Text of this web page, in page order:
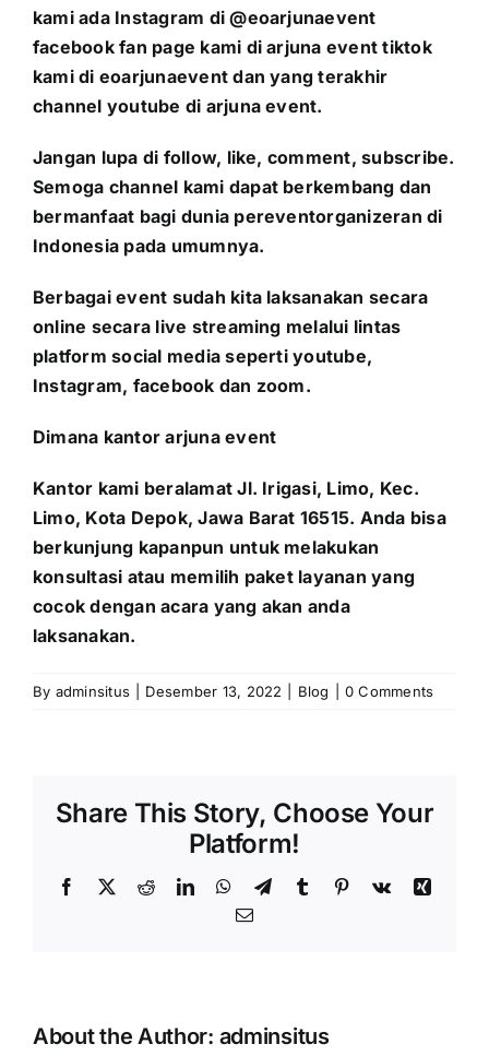
kami ada Instagram di @eoarjunaevent
facebook fan page kami di arjuna event tiktok
kami di eoarjunaevent dan yang terakhir
channel youtube di arjuna event.
Jangan lupa di follow, like, comment, subscribe.
Semoga channel kami dapat berkembang dan
bermanfaat bagi dunia pereventorganizeran di
Indonesia pada umumnya.
Berbagai event sudah kita laksanakan secara
online secara live streaming melalui lintas
platform social media seperti youtube,
Instagram, facebook dan zoom.
Dimana kantor arjuna event
Kantor kami beralamat Jl. Irigasi, Limo, Kec.
Limo, Kota Depok, Jawa Barat 16515. Anda bisa
berkunjung kapanpun untuk melakukan
konsultasi atau memilih paket layanan yang
cocok dengan acara yang akan anda
laksanakan.
By adminsitus Desember 13, 2022 Blog 0 Comments
Share This Story, Choose Your
Platform!
Facebook
X RedditLinkedInWhatsApp
TelegramTumblr Pinterest
Vk
Xing
Email
About the Author: adminsitus